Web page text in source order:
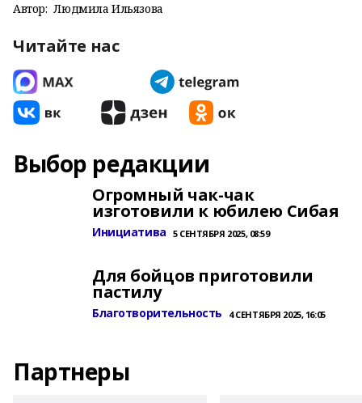
Автор: Людмила Ильязова
Читайте нас
Выбор редакции
Огромный чак-чак
изготовили к юбилею Сибая
Инициатива 5 СЕНТЯБРЯ 2025, 08:59
Для бойцов приготовили
пастилу
Благотворительность 4 СЕНТЯБРЯ 2025, 16:05
Партнеры